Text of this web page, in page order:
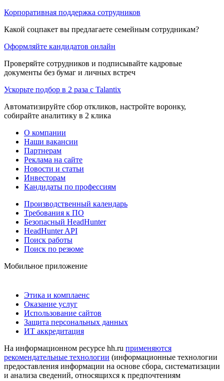
Корпоративная поддержка сотрудников
Какой соцпакет вы предлагаете семейным сотрудникам?
Оформляйте кандидатов онлайн
Проверяйте сотрудников и подписывайте кадровые
документы без бумаг и личных встреч
Ускорьте подбор в 2 раза с Talantix
Автоматизируйте сбор откликов, настройте воронку,
собирайте аналитику в 2 клика
О компании
Наши вакансии
Партнерам
Реклама на сайте
Новости и статьи
Инвесторам
Кандидаты по профессиям
Производственный календарь
Требования к ПО
Безопасный HeadHunter
HeadHunter API
Поиск работы
Поиск по резюме
Мобильное приложение
Этика и комплаенс
Оказание услуг
Использование сайтов
Защита персональных данных
ИТ аккредитация
На информационном ресурсе hh.ru применяются
рекомендательные технологии (информационные технологии
предоставления информации на основе сбора, систематизации
и анализа сведений, относящихся к предпочтениям